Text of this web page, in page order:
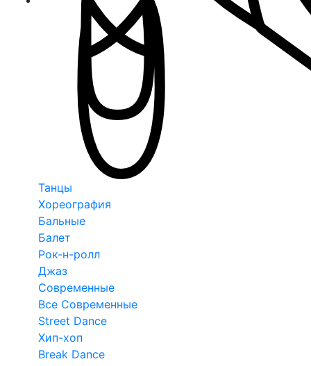
Танцы
Хореография
Бальные
Балет
Рок-н-ролл
Джаз
Современные
Все Современные
Street Dance
Хип-хоп
Break Dance